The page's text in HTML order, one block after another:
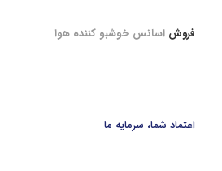
فروش اسانس خوشبو کننده هوا
اعتماد شما، سرمایه ما